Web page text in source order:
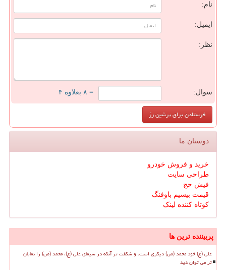
نام:
ایمیل:
نظر:
سوال: = ۸ بعلاوه ۴
دوستان ما
خرید و فروش خودرو
طراحی سایت
فیش حج
قیمت بیسیم باوفنگ
کوتاه کننده لینک
پربیننده ترین ها
علی (ع) خود محمد (ص) دیگری است، و شگفت تر آنکه در سیمای علی (ع)، محمد (ص) را نمایان
تر می توان دید